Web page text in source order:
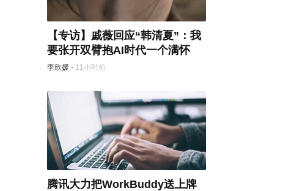
【专访】戚薇回应“韩清夏”：我
要张开双臂抱AI时代一个满怀
李欣媛 · 11小时前
腾讯大力把WorkBuddy送上牌